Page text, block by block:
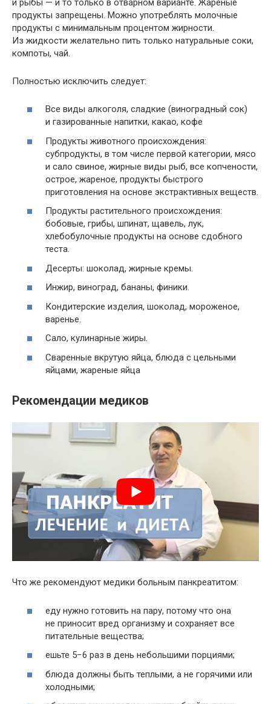
продукты запрещены. Можно употреблять молочные
продукты с минимальным процентом жирности.
Из жидкости желательно пить только натуральные соки,
компоты, чай.
Полностью исключить следует:
Все виды алкоголя, сладкие (виноградный сок)
и газированные напитки, какао, кофе
Продукты животного происхождения:
субпродукты, в том числе первой категории, мясо
и сало свиное, жирные виды рыб, все копчености,
острое, жареное, продукты быстрого
приготовления на основе экстрактивных веществ.
Продукты растительного происхождения:
бобовые, грибы, шпинат, щавель, лук,
хлебобулочные продукты на основе сдобного
теста.
Десерты: шоколад, жирные кремы.
Инжир, виноград, бананы, финики.
Кондитерские изделия, шоколад, мороженое,
варенье.
Сало, кулинарные жиры.
Сваренные вкрутую яйца, блюда с цельными
яйцами, жареные яйца
Рекомендации медиков
Что же рекомендуют медики больным панкреатитом:
еду нужно готовить на пару, потому что она
не приносит вред организму и сохраняет все
питательные вещества;
ешьте 5−6 раз в день небольшими порциями;
блюда должны быть теплыми, а не горячими или
холодными;